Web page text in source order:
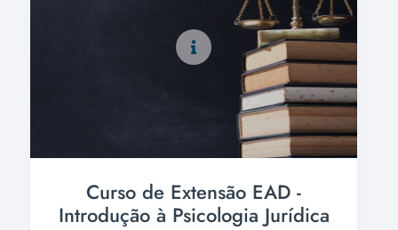
Curso de Extensão EAD -
Introdução à Psicologia Jurídica